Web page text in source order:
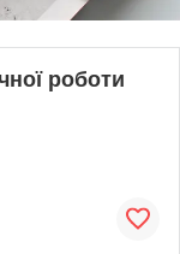
роботи